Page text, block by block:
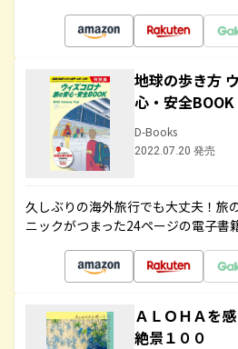
地球の歩き方
心・安全BOOK
D-Books
2022.07.20 発売
久しぶりの海外旅行でも大丈夫！旅
ニックがつまった24ページの電子書
ＡＬＯＨＡを
絶景１００